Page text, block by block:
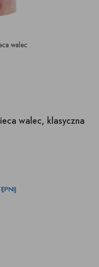
walec
walec, klasyczna